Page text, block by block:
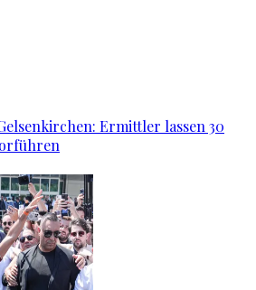
Ermittler lassen 30